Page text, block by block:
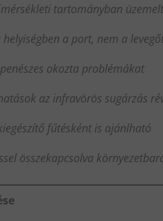
tartományban
a port, nem a
okozta problémákat
az infravörös sugárzás
fűtésként is ajánlható
összekapcsolva